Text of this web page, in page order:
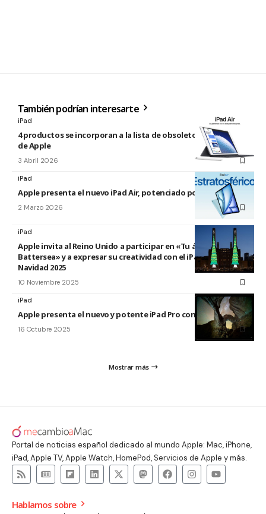
También podrían interesarte
iPad
4 productos se incorporan a la lista de obsoletos y antiguos
de Apple
3 Abril 2026
iPad
Apple presenta el nuevo iPad Air, potenciado por el M4
2 Marzo 2026
iPad
Apple invita al Reino Unido a participar en «Tu árbol en
Battersea» y a expresar su creatividad con el iPad esta
Navidad 2025
10 Noviembre 2025
iPad
Apple presenta el nuevo y potente iPad Pro con el chip M5
16 Octubre 2025
Mostrar más
Portal de noticias español dedicado al mundo Apple: Mac, iPhone,
iPad, Apple TV, Apple Watch, HomePod, Servicios de Apple y más.
Hablamos sobre